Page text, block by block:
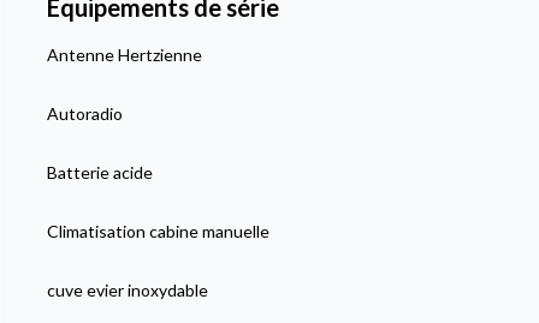
Équipements de série
Antenne Hertzienne
Autoradio
Batterie acide
Climatisation cabine manuelle
cuve evier inoxydable